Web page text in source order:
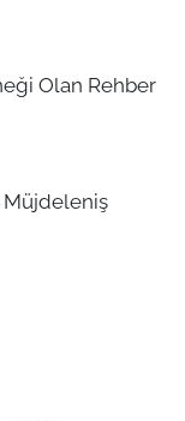
Olan Rehber
Müjdeleniş